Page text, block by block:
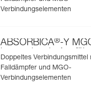
Verbindungselementen
ABSORBICA®-Y
internationale
Doppeltes Verbindungsmittel
Falldämpfer und MGO-
Verbindungselementen